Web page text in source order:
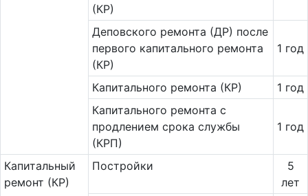
(КР)
Деповского ремонта (ДР) после
первого капитального ремонта
(КР)
1 год
Капитального ремонта (КР)
1 год
Ка­питального ремонта с
продлением срока службы
(КРП)
1 год
Ка­пи­таль­ный
ремонт (КР)
Постройки
5
лет